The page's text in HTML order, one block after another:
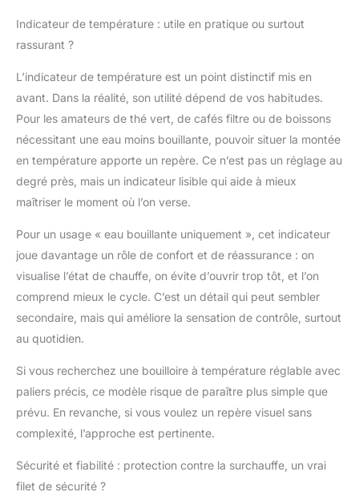
Indicateur de température : utile en pratique ou surtout
rassurant ?
L’indicateur de température est un point distinctif mis en
avant. Dans la réalité, son utilité dépend de vos habitudes.
Pour les amateurs de thé vert, de cafés filtre ou de boissons
nécessitant une eau moins bouillante, pouvoir situer la montée
en température apporte un repère. Ce n’est pas un réglage au
degré près, mais un indicateur lisible qui aide à mieux
maîtriser le moment où l’on verse.
Pour un usage « eau bouillante uniquement », cet indicateur
joue davantage un rôle de confort et de réassurance : on
visualise l’état de chauffe, on évite d’ouvrir trop tôt, et l’on
comprend mieux le cycle. C’est un détail qui peut sembler
secondaire, mais qui améliore la sensation de contrôle, surtout
au quotidien.
Si vous recherchez une bouilloire à température réglable avec
paliers précis, ce modèle risque de paraître plus simple que
prévu. En revanche, si vous voulez un repère visuel sans
complexité, l’approche est pertinente.
Sécurité et fiabilité : protection contre la surchauffe, un vrai
filet de sécurité ?